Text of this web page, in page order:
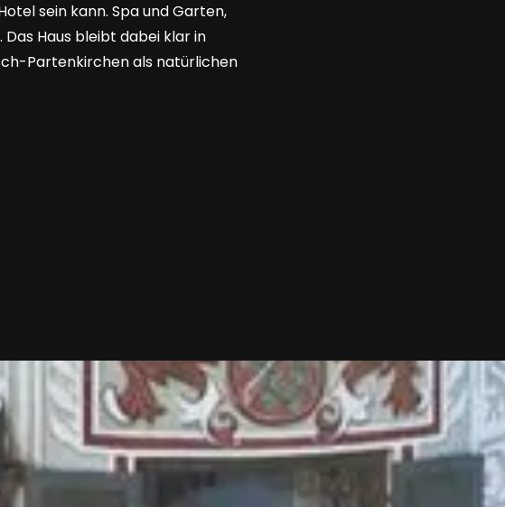
sein kann. Spa und Garten,
Haus bleibt dabei klar in
Partenkirchen als natürlichen